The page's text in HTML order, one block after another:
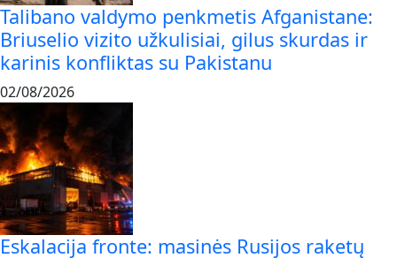
Talibano valdymo penkmetis Afganistane:
Briuselio vizito užkulisiai, gilus skurdas ir
karinis konfliktas su Pakistanu
02/08/2026
Eskalacija fronte: masinės Rusijos raketų